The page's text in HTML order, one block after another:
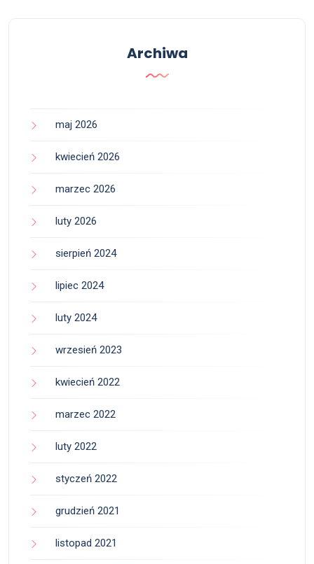
Archiwa
maj 2026
kwiecień 2026
marzec 2026
luty 2026
sierpień 2024
lipiec 2024
luty 2024
wrzesień 2023
kwiecień 2022
marzec 2022
luty 2022
styczeń 2022
grudzień 2021
listopad 2021